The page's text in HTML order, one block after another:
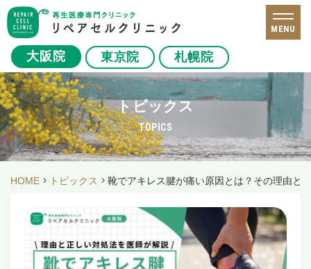
大阪院 東京院 札幌院
MENU
トピックス
TOPICS
HOME トピックス 靴でアキレス腱が痛い原因とは？その理由と